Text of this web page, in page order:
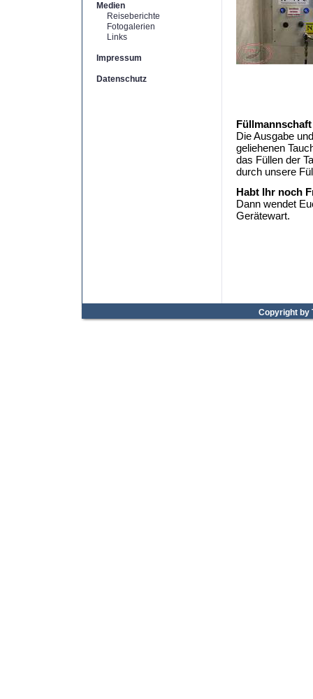
Medien
Reiseberichte
Fotogalerien
Links
Impressum
Datenschutz
Füllmannschaft
Die Ausgabe
geliehenen
das Füllen der
durch unsere
Habt Ihr noch
Dann wendet
Gerätewart.
Copyright by